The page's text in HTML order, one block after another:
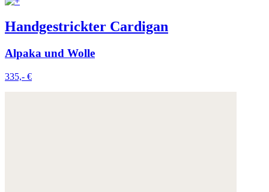
Handgestrickter Cardigan
Alpaka und Wolle
335,- €